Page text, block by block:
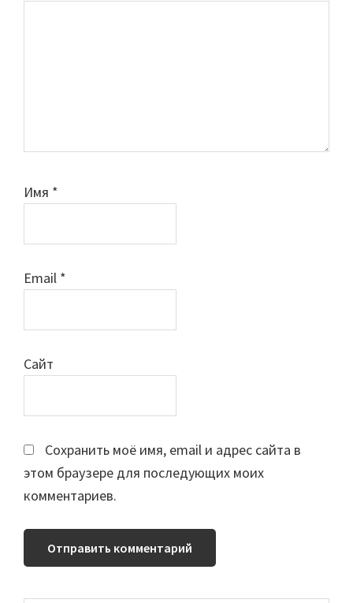
Имя *
Email *
Сайт
Сохранить моё имя, email и адрес сайта в
этом браузере для последующих моих
комментариев.